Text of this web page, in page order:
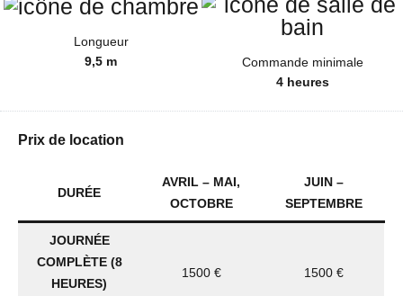
Longueur
9,5 m
Commande minimale
4 heures
Prix de location
DURÉE
AVRIL – MAI,
OCTOBRE
JUIN –
SEPTEMBRE
JOURNÉE
COMPLÈTE (8
HEURES)
1500 € 1500 €